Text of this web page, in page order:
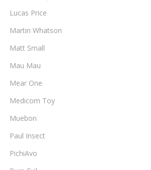
Lucas Price
Martin Whatson
Matt Small
Mau Mau
Mear One
Medicom Toy
Muebon
Paul Insect
PichiAvo